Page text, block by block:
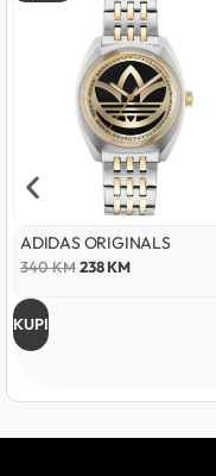
ADIDAS ORIGINALS
340KM238KM
KUPI